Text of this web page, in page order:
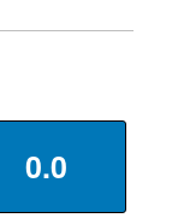
0.0